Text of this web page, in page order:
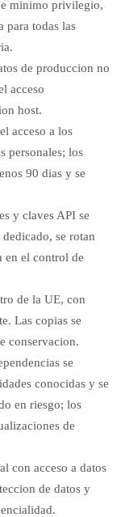
minimo privilegio,
para todas las
de produccion no
acceso
host.
acceso a los
personales; los
90 dias y se
y claves API se
se rotan
en el control de
de la UE, con
Las copias se
conservacion.
se
conocidas y se
en riesgo; los
de
con acceso a datos
de datos y